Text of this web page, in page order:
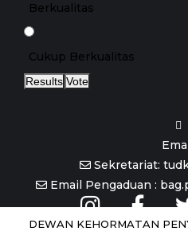
Berkualitas
Cukup Berkualitas
Results Vote
Sekretariat:
Email Pengaduan :
DEWAN KEHORMATAN